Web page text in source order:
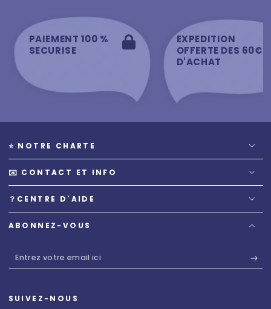
PAIEMENT 100 %
SECURISE
EXPEDITION
OFFERTE DES 60€
D'ACHAT
⭐️ NOTRE CHARTE
✉️ CONTACT ET INFO
？CENTRE D'AIDE
ABONNEZ-VOUS
Entrez
votre
SUIVEZ-NOUS